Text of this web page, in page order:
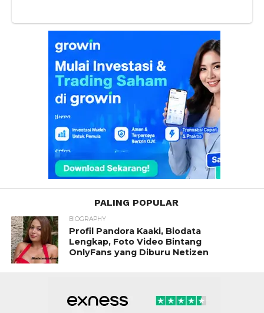
PALING POPULAR
BIOGRAPHY
Profil Pandora Kaaki, Biodata
Lengkap, Foto Video Bintang
OnlyFans yang Diburu Netizen